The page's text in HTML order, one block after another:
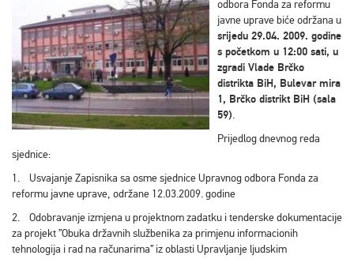
odbora Fonda za reformu
javne uprave biće održana u
srijedu 29.04. 2009. godine
s početkom u 12:00 sati, u
zgradi Vlade Brčko
distrikta BiH, Bulevar mira
1, Brčko distrikt BiH (sala
59).
Prijedlog dnevnog reda
sjednice:
1. Usvajanje Zapisnika sa osme sjednice Upravnog odbora Fonda za
reformu javne uprave, održane 12.03.2009. godine
2. Odobravanje izmjena u projektnom zadatku i tenderske dokumentacije
za projekt ”Obuka državnih službenika za primjenu informacionih
tehnologija i rad na računarima” iz oblasti Upravljanje ljudskim